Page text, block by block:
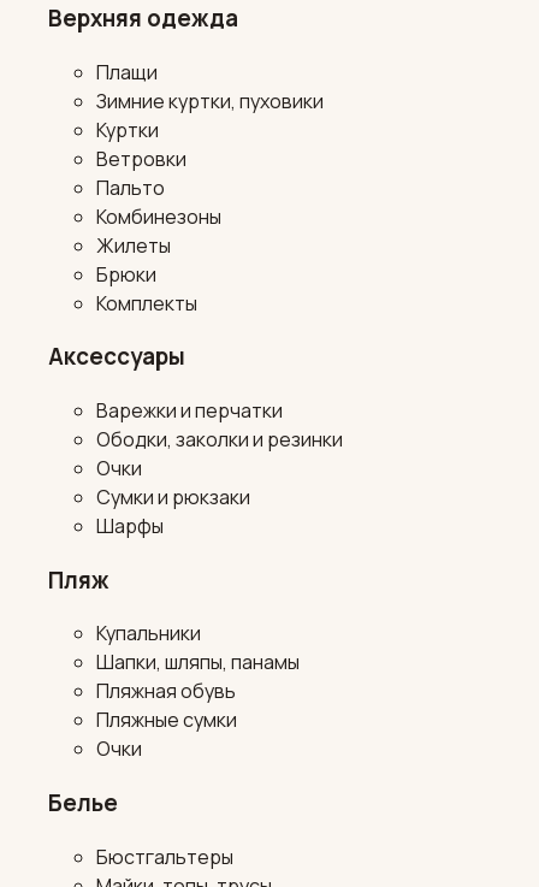
Верхняя одежда
Плащи
Зимние куртки, пуховики
Куртки
Ветровки
Пальто
Комбинезоны
Жилеты
Брюки
Комплекты
Аксессуары
Варежки и перчатки
Ободки, заколки и резинки
Очки
Сумки и рюкзаки
Шарфы
Пляж
Купальники
Шапки, шляпы, панамы
Пляжная обувь
Пляжные сумки
Очки
Белье
Бюстгальтеры